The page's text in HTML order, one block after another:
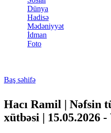
Dünya
Hadisə
Mədəniyyət
İdman
Foto
Baş səhifə
Hacı Ramil | Nəfsin
xütbəsi | 15.05.2026